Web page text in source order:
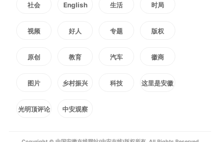
防、城镇燃气等重点领域，深入排
查整治风险隐患，加强应急备勤，
全力保障人民群众生命财产安全，
维护社会大局和谐稳定。
社会 English 生活 时局
视频 好人 专题 版权
原创 教育 汽车 徽商
图片 乡村振兴 科技 这里是安徽
光明顶评论 中安观察